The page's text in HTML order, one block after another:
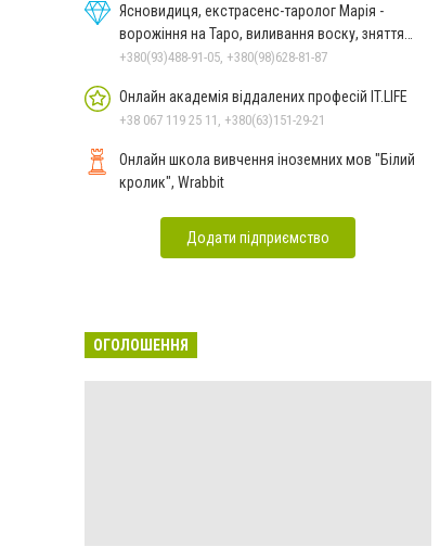
Ясновидиця, екстрасенс-таролог Марія -
ворожіння на Таро, виливання воску, зняття
порчі, постановка
+380(93)488-91-05, +380(98)628-81-87
Онлайн академія віддалених професій IT.LIFE
+38 067 119 25 11, +380(63)151-29-21
Онлайн школа вивчення іноземних мов "Білий
кролик", Wrabbit
Додати підприємство
ОГОЛОШЕННЯ